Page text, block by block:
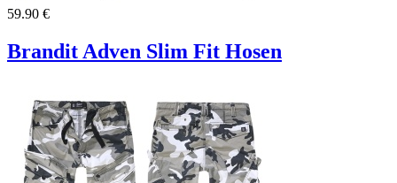
59.90 €
Brandit Adven Slim Fit Hosen